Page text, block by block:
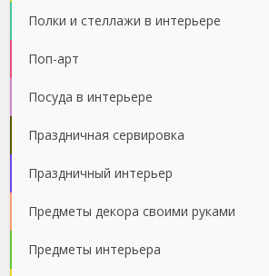
Полки и стеллажи в интерьере
Поп-арт
Посуда в интерьере
Праздничная сервировка
Праздничный интерьер
Предметы декора своими руками
Предметы интерьера